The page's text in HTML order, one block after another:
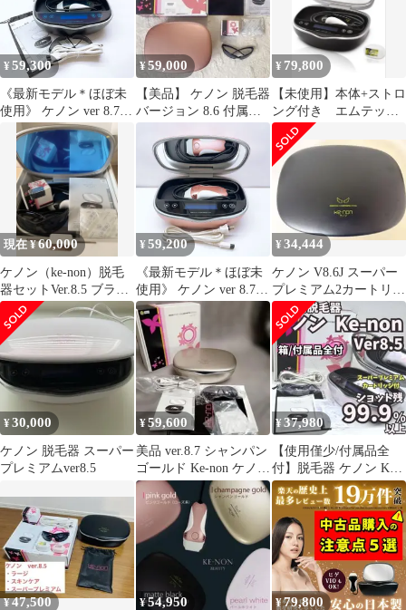
¥59,300
《最新モデル＊ほぼ未
使用》 ケノン ver 8.7
スーパープレミアム 2
カートリッジ 付き エム
テック KE-NON ke-non
脱毛器 ,2607N443
¥59,000
【美品】 ケノン 脱毛器
バージョン 8.6 付属品
¥ 79,800
【未使用】本体+ストロ
ング付き エムテッ
ク ケノン8.7 最新
脱毛器
現在 ¥ 60,000
ケノン（ke-non）脱毛
器セットVer.8.5 ブラッ
ク
¥59,200
《最新モデル＊ほぼ未
使用》 ケノン ver 8.7
スーパープレミアム 2
カートリッジ 付き エム
テック KE-NON ke-non
脱毛器 ,2608N011
¥34,444
ケノン V8.6J スーパー
プレミアム2カートリッ
ジ 脱毛器 KE-NON
¥30,000
ケノン 脱毛器 スーパー
プレミアムver8.5
¥59,600
美品 ver.8.7 シャンパン
ゴールド Ke-non ケノ
ン 14
¥37,980
【使用僅少/付属品全
付】脱毛器 ケノン Ke-
non 8.5 パールホワイト
¥47,500 ¥54,950 ¥79,800